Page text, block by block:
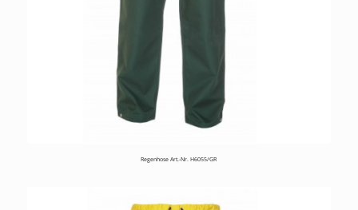
Regenhose Art.-Nr. H6055/GR